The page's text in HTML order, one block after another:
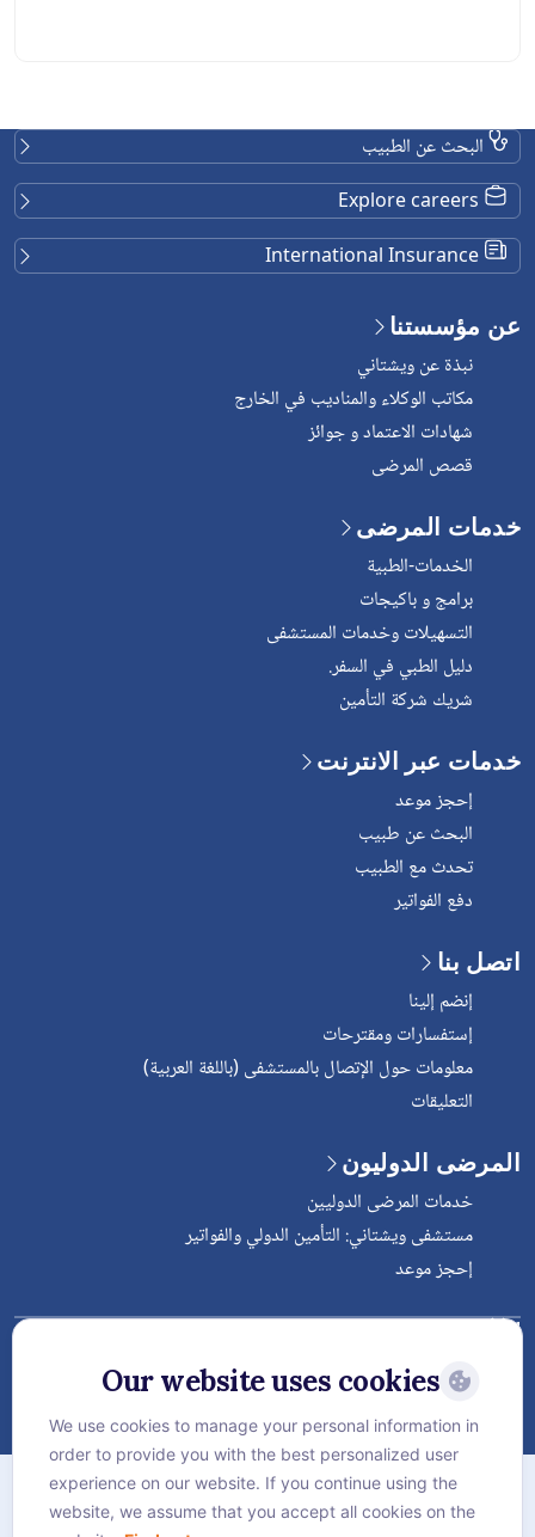
البحث عن الطبيب
عن مؤسستنا
نبذة عن ويشتاني
مكاتب الوكلاء والمناديب في الخارج
شهادات الاعتماد و جوائز
قصص المرضى
خدمات المرضى
الخدمات-الطبية
برامج و باكيجات
التسهيلات وخدمات المستشفى
دليل الطبي في السفر.
شريك شركة التأمين
خدمات عبر الانترنت
إحجز موعد
البحث عن طبيب
تحدث مع الطبيب
دفع الفواتير
اتصل بنا
إنضم إلينا
إستفسارات ومقترحات
معلومات حول الإتصال بالمستشفى (باللغة العربية)
التعليقات
المرضى الدوليون
خدمات المرضى الدوليين
مستشفى ويشتاني: التأمين الدولي والفواتير
إحجز موعد
Follow Vejthani International
Hospital
الخريطة
سياسة الخصوصية
Our website uses cookies
We use cookies to manage your personal information in
order to provide you with the best personalized user
experience on our website. If you continue using the
website, we assume that you accept all cookies on the